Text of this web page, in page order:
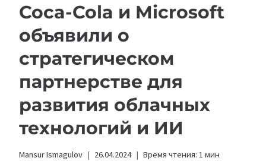
Coca-Cola и Microsoft
объявили о
стратегическом
партнерстве для
развития облачных
технологий и ИИ
Mansur Ismagulov 26.04.2024 Время чтения: 1 мин